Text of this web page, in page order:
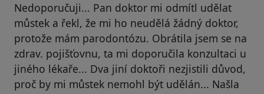
Nedoporučuji... Pan doktor mi odmítl udělat
můstek a řekl, že mi ho neudělá žádný doktor,
protože mám parodontózu. Obrátila jsem se na
zdrav. pojišťovnu, ta mi doporučila konzultaci u
jiného lékaře... Dva jiní doktoři nezjistili důvod,
proč by mi můstek nemohl být udělán... Našla